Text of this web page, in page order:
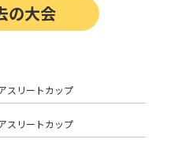
の大会
スリートカップ
スリートカップ